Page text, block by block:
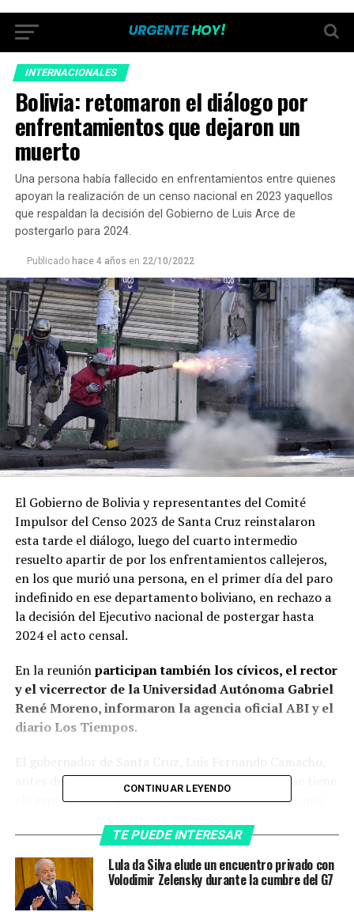
INTERNACIONALES
Bolivia: retomaron el diálogo por
enfrentamientos que dejaron un
muerto
Una persona había fallecido en enfrentamientos entre quienes
apoyan la realización de un censo nacional en 2023 yaquellos
que respaldan la decisión del Gobierno de Luis Arce de
postergarlo para 2024.
Publicado hace 4 años en 22/10/2022
El Gobierno de Bolivia y representantes del Comité
Impulsor del Censo 2023 de Santa Cruz reinstalaron
esta tarde el diálogo, luego del cuarto intermedio
resuelto apartir de por los enfrentamientos callejeros,
en los que murió una persona, en el primer día del paro
indefinido en ese departamento boliviano, en rechazo a
la decisión del Ejecutivo nacional de postergar hasta
2024 el acto censal.
En la reuniónparticipan también los cívicos, el rector
y el vicerrector de la Universidad Autónoma Gabriel
René Moreno, informaron la agencia oficial ABI y el
diario Los Tiempos.
antes de volver a ingresar a la reunión sostuvo que tiene
«la esperanza de que el Gobierno deje su soberbia, que
desbloqueos, según reportó el diario cochabambino.
En las calles, en tanto, una persona murió este sábado
en los enfrentamientos que se registraron en ese
CONTINUAR LEYENDO
TE PUEDE INTERESAR
Lula da Silva elude un encuentro privado con
Volodimir Zelensky durante la cumbre del G7